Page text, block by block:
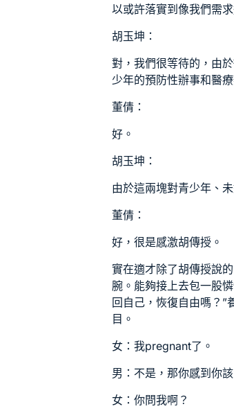
以或許落實到像我們需
胡玉坤：
對，我們很等待的，由
少年的預防性辦事和醫
董倩：
好。
胡玉坤：
由於這兩塊對青少年、
董倩：
好，很是感激胡傳授。
實在適才除了胡傳授說
腕。能夠接上去包一股
回自己，恢復自由嗎？”
目。
女：我pregnant了。
男：不是，那你感到你
女：你問我啊？